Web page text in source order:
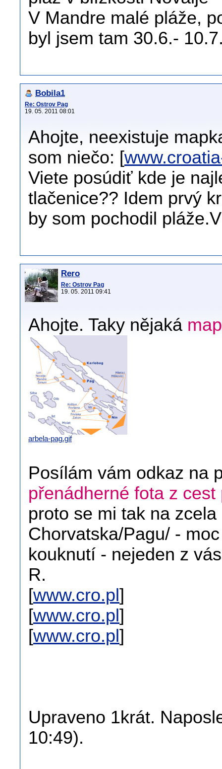
V Mandre malé pláže,
byl jsem tam 30.6.-
Bobila1
Re: Ostrov Pag
19. 05. 2011 08:01
Ahojte, neexistuje
som niečo: [
Viete posúdiť kde je
tlačenice?? Idem prvý
by som pochodil
Rero
Re: Ostrov Pag
19. 05. 2011 09:41
Ahojte. Taky nějaká
arbela-pag.gif
Posílám vám odkaz na
přenádherné fota z
proto se mi tak na
Chorvatska/Pagu/ -
kouknutí - nejeden z
R.
[www.cro.pl ]
[www.cro.pl ]
[www.cro.pl ]
Upraveno 1krát.
10:49).